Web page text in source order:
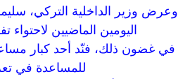
وعرض وزير الداخلية التركي،
اليومين الماضيين
في غضون ذلك، فنّد أحد كبار
للمساعدة في